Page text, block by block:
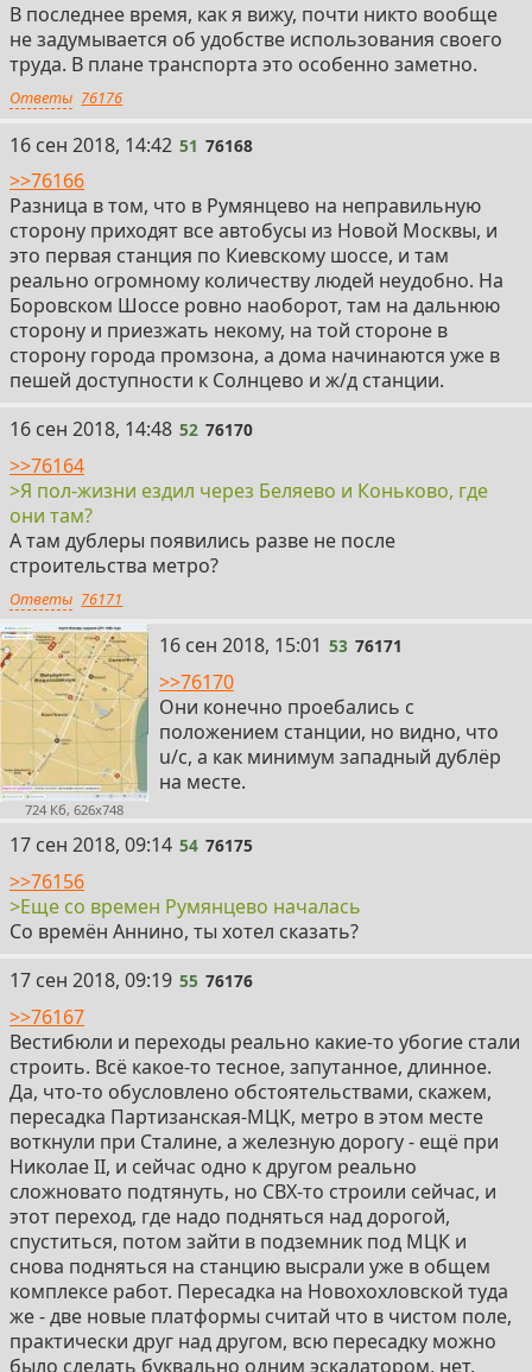
В последнее время, как я вижу, почти никто вообще
не задумывается об удобстве использования своего
труда. В плане транспорта это особенно заметно.
Ответы 76176
51
16 сен 2018, 14:42 51 76168
>>76166
Разница в том, что в Румянцево на неправильную
сторону приходят все автобусы из Новой Москвы, и
это первая станция по Киевскому шоссе, и там
реально огромному количеству людей неудобно. На
Боровском Шоссе ровно наоборот, там на дальнюю
сторону и приезжать некому, на той стороне в
сторону города промзона, а дома начинаются уже в
пешей доступности к Солнцево и ж/д станции.
52
16 сен 2018, 14:48 52 76170
>>76164
>Я пол-жизни ездил через Беляево и Коньково, где
они там?
А там дублеры появились разве не после
строительства метро?
Ответы 76171
724 Кб, 626x748
53
16 сен 2018, 15:01 53 76171
>>76170
Они конечно проебались с
положением станции, но видно, что
u/c, а как минимум западный дублёр
на месте.
54
17 сен 2018, 09:14 54 76175
>>76156
>Еще со времен Румянцево началась
Со времён Аннино, ты хотел сказать?
55
17 сен 2018, 09:19 55 76176
>>76167
Вестибюли и переходы реально какие-то убогие стали
строить. Всё какое-то тесное, запутанное, длинное.
Да, что-то обусловлено обстоятельствами, скажем,
пересадка Партизанская-МЦК, метро в этом месте
воткнули при Сталине, а железную дорогу - ещё при
Николае II, и сейчас одно к другом реально
сложновато подтянуть, но СВХ-то строили сейчас, и
этот переход, где надо подняться над дорогой,
спуститься, потом зайти в подземник под МЦК и
снова подняться на станцию высрали уже в общем
комплексе работ. Пересадка на Новохохловской туда
же - две новые платформы считай что в чистом поле,
практически друг над другом, всю пересадку можно
было сделать буквально одним эскалатором, нет,